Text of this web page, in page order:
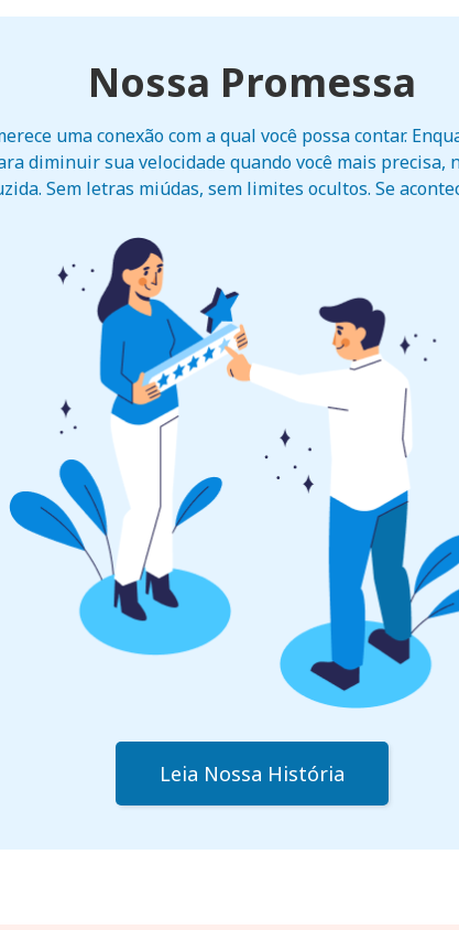
Nossa Promessa
uma conexão com a qual você possa contar.
diminuir sua velocidade quando você mais precisa,
Sem letras miúdas, sem limites ocultos. Se
Leia Nossa História